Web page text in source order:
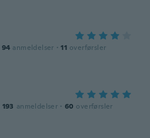
94 anmeldelser · 11 overførsler
193 anmeldelser · 60 overførsler